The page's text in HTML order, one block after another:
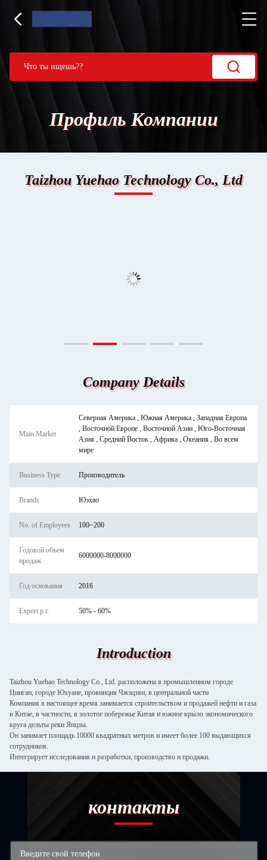
Профиль Компании
Taizhou Yuehao Technology Co., Ltd
Company Details
Main Market
Северная Америка , Южная Америка , Западная Европа
, Восточной Европе , Восточной Азии , Юго-Восточная
Азия , Средний Восток , Африка , Океания , Во всем
мире
Business Type Производитель
Brands Юэхао
No. of Employees 100~200
Годовой объем
продаж
6000000-8000000
Год основания 2016
Export p.c 50% - 60%
Introduction
Taizhou Yuehao Technology Co., Ltd. расположена в промышленном городе
Цинган, городе Юхуане, провинция Чжэцзян, в центральной части
Компания в настоящее время занимается строительством и продажей нефти и газа
в Китае, в частности, в золотое побережье Китая и южное крыло экономического
круга дельты реки Янцзы.
Он занимает площадь 10000 квадратных метров и имеет более 100 выдающихся
сотрудников.
Интегрирует исследования и разработки, производство и продажи.
контакты